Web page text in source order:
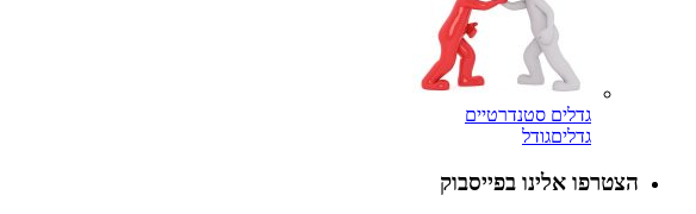
גדלים סטנדרטיים
גדליםגודל
הצטרפו אלינו בפייסבוק